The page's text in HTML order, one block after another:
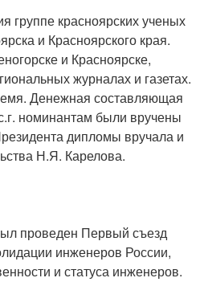
группе красноярских ученых
и Красноярского края.
и Красноярске,
журналах и газетах.
Денежная составляющая
номинантам были вручены
дипломы вручала и
Н.Я. Карелова.
проведен Первый съезд
инженеров России,
и статуса инженеров.